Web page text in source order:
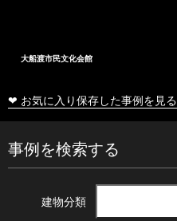
大船渡市民文化会館
❤ お気に入り保存した事例を見る
事例を検索する
建物分類